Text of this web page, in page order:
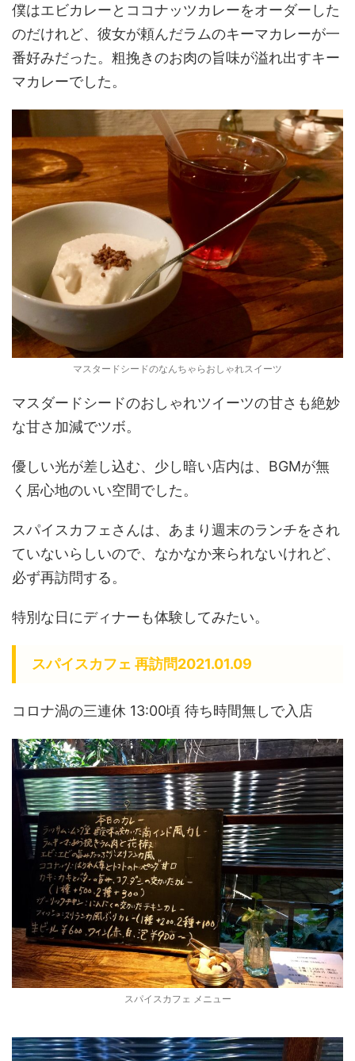
僕はエビカレーとココナッツカレーをオーダーした
のだけれど、彼女が頼んだラムのキーマカレーが一
番好みだった。粗挽きのお肉の旨味が溢れ出すキー
マカレーでした。
マスタードシードのなんちゃらおしゃれスイーツ
マスダードシードのおしゃれツイーツの甘さも絶妙
な甘さ加減でツボ。
優しい光が差し込む、少し暗い店内は、BGMが無
く居心地のいい空間でした。
スパイスカフェさんは、あまり週末のランチをされ
ていないらしいので、なかなか来られないけれど、
必ず再訪問する。
特別な日にディナーも体験してみたい。
スパイスカフェ 再訪問2021.01.09
コロナ渦の三連休 13:00頃 待ち時間無しで入店
スパイスカフェ メニュー